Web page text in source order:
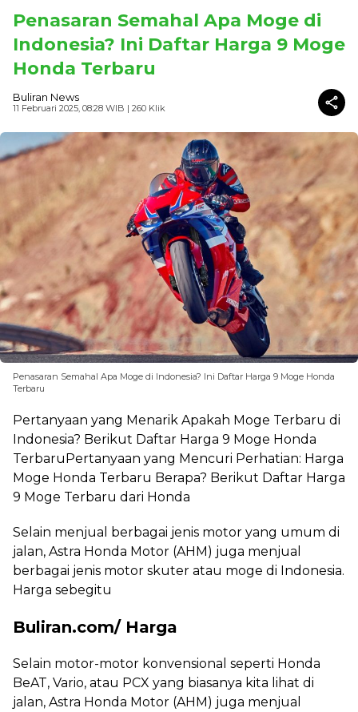
Penasaran Semahal Apa Moge di
Indonesia? Ini Daftar Harga 9 Moge
Honda Terbaru
Buliran News
11 Februari 2025, 08:28 WIB | 260 Klik
Penasaran Semahal Apa Moge di Indonesia? Ini Daftar Harga 9 Moge Honda
Terbaru
Pertanyaan yang Menarik Apakah Moge Terbaru di
Indonesia? Berikut Daftar Harga 9 Moge Honda
TerbaruPertanyaan yang Mencuri Perhatian: Harga
Moge Honda Terbaru Berapa? Berikut Daftar Harga
9 Moge Terbaru dari Honda
Selain menjual berbagai jenis motor yang umum di
jalan, Astra Honda Motor (AHM) juga menjual
berbagai jenis motor skuter atau moge di Indonesia.
Harga sebegitu
Buliran.com/ Harga
Selain motor-motor konvensional seperti Honda
BeAT, Vario, atau PCX yang biasanya kita lihat di
jalan, Astra Honda Motor (AHM) juga menjual